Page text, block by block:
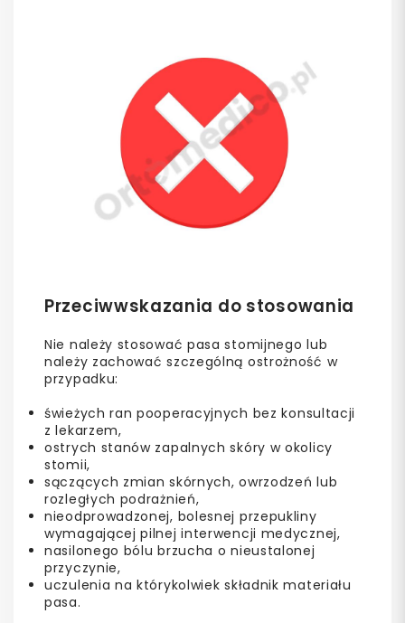
Przeciwwskazania do stosowania
Nie należy stosować pasa stomijnego lub
należy zachować szczególną ostrożność w
przypadku:
świeżych ran pooperacyjnych bez konsultacji
z lekarzem,
ostrych stanów zapalnych skóry w okolicy
stomii,
sączących zmian skórnych, owrzodzeń lub
rozległych podrażnień,
nieodprowadzonej, bolesnej przepukliny
wymagającej pilnej interwencji medycznej,
nasilonego bólu brzucha o nieustalonej
przyczynie,
uczulenia na którykolwiek składnik materiału
pasa.